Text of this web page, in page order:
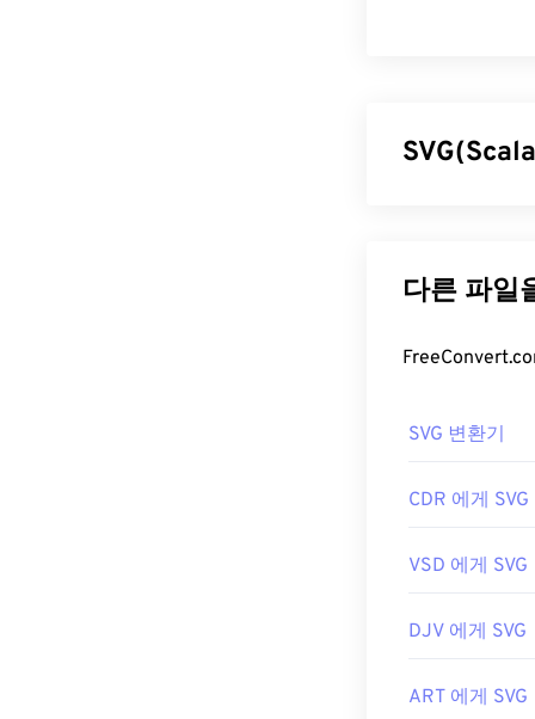
을 지원합니다.
미지 품질 저
다.
SVG 파일
또한 SVG는
플러그인용
세요. SVG를
SVG 변환기
CDR 에게 SVG
VSD 에게 SVG
DJV 에게 SVG
ART 에게 SVG